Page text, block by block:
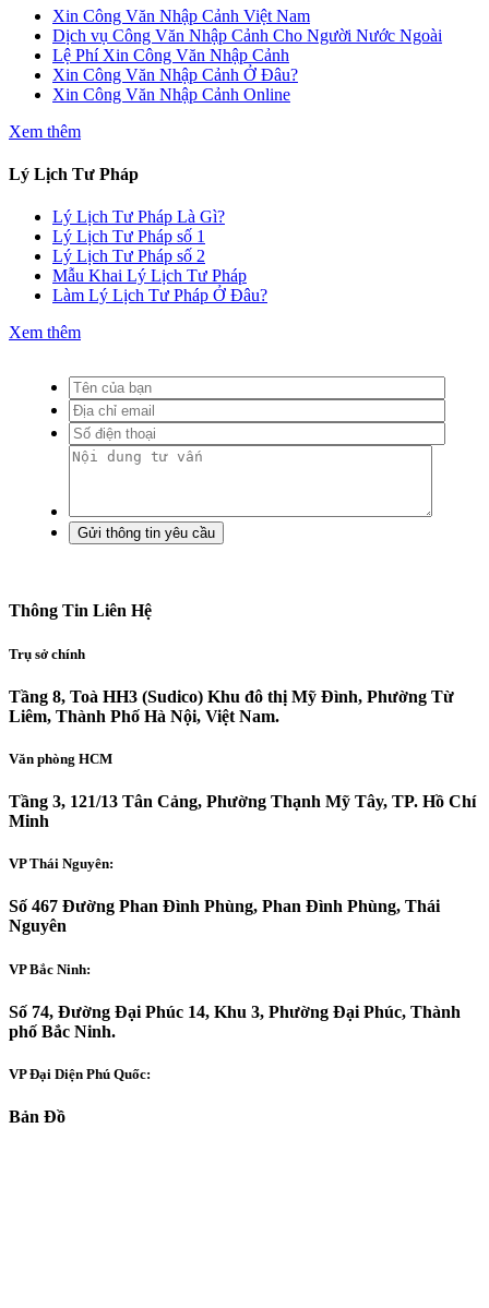
Xin Công Văn Nhập Cảnh Việt Nam
Dịch vụ Công Văn Nhập Cảnh Cho Người Nước Ngoài
Lệ Phí Xin Công Văn Nhập Cảnh
Xin Công Văn Nhập Cảnh Ở Đâu?
Xin Công Văn Nhập Cảnh Online
Xem thêm
Lý Lịch Tư Pháp
Lý Lịch Tư Pháp Là Gì?
Lý Lịch Tư Pháp số 1
Lý Lịch Tư Pháp số 2
Mẫu Khai Lý Lịch Tư Pháp
Làm Lý Lịch Tư Pháp Ở Đâu?
Xem thêm
Thông Tin Liên Hệ
Trụ sở chính
Tầng 8, Toà HH3 (Sudico) Khu đô thị Mỹ Đình, Phường Từ
Liêm, Thành Phố Hà Nội, Việt Nam.
Văn phòng HCM
Tầng 3, 121/13 Tân Cảng, Phường Thạnh Mỹ Tây, TP. Hồ Chí
Minh
VP Thái Nguyên:
Số 467 Đường Phan Đình Phùng, Phan Đình Phùng, Thái
Nguyên
VP Bắc Ninh:
Số 74, Đường Đại Phúc 14, Khu 3, Phường Đại Phúc, Thành
phố Bắc Ninh.
VP Đại Diện Phú Quốc:
Bản Đồ